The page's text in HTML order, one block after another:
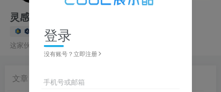
灵感捕手
5枚徽章
这家伙很懒，什么都没有写...
文章 收藏 0 评论
登录
没有账号？立即注册
手机号或邮箱